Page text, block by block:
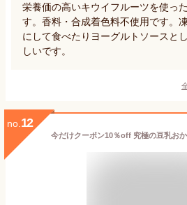
栄養価の高いキウイフルーツを使っ
す。香料・合成着色料不使用です。
にして食べたりヨーグルトソースと
しいです。
no. 12